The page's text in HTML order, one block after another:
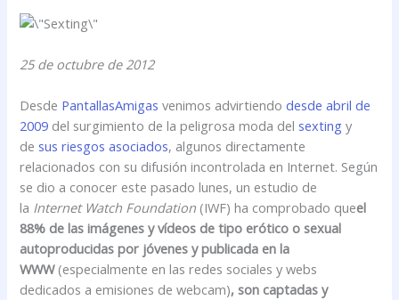
25 de octubre de 2012
Desde PantallasAmigas venimos advirtiendodesde abril de
2009 del surgimiento de la peligrosa moda del sexting y
de sus riesgos asociados, algunos directamente
relacionados con su difusión incontrolada en Internet. Según
se dio a conocer este pasado lunes, un estudio de
la Internet Watch Foundation (IWF) ha comprobado queel
88% de las imágenes y vídeos de tipo erótico o sexual
autoproducidas por jóvenes y publicada en la
WWW(especialmente en las redes sociales y webs
dedicados a emisiones de webcam), son captadas y